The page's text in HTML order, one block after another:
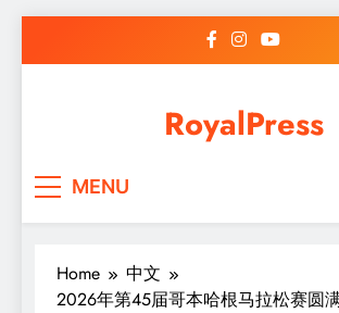
RoyalPress
MENU
Home
中文
2026年第45届哥本哈根马拉松赛圆